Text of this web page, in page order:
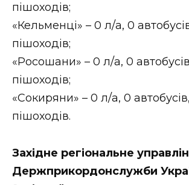
пішоходів;
«Кельменці» – 0 л/а, 0
пішоходів;
«Росошани» – 0 л/а, 0
пішоходів;
«Сокиряни» – 0 л/а, 0
пішоходів.
Західне регіональне
Держприкордонслужби